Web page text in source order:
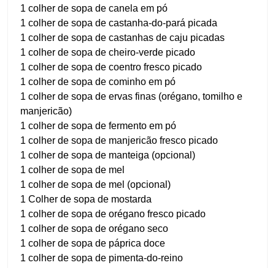
1 colher de sopa de canela em pó
1 colher de sopa de castanha-do-pará picada
1 colher de sopa de castanhas de caju picadas
1 colher de sopa de cheiro-verde picado
1 colher de sopa de coentro fresco picado
1 colher de sopa de cominho em pó
1 colher de sopa de ervas finas (orégano, tomilho e
manjericão)
1 colher de sopa de fermento em pó
1 colher de sopa de manjericão fresco picado
1 colher de sopa de manteiga (opcional)
1 colher de sopa de mel
1 colher de sopa de mel (opcional)
1 Colher de sopa de mostarda
1 colher de sopa de orégano fresco picado
1 colher de sopa de orégano seco
1 colher de sopa de páprica doce
1 colher de sopa de pimenta-do-reino